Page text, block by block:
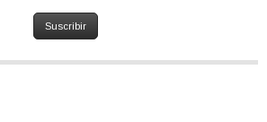
Suscribir